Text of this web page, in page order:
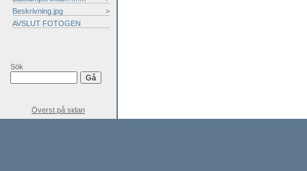
Beskrivning.jpg
>
AVSLUT FOTOGEN
Sök
Överst på sidan